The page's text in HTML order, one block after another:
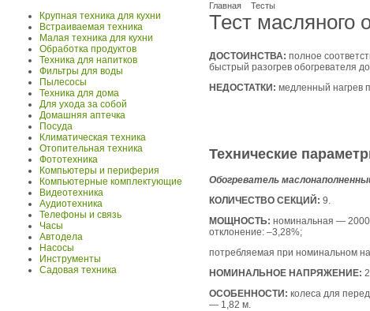
Главная Тесты
Тест масляного
ДОСТОИНСТВА: полное
быстрый разогрев обогревателя
НЕДОСТАТКИ: медленный нагрев
Технические
Обогреватель
КОЛИЧЕСТВО СЕКЦИЙ: 9.
МОЩНОСТЬ: номинальная —
отклонение: –3,28%;
потребляемая при номинальном
НОМИНАЛЬНОЕ НАПРЯЖЕНИЕ:
ОСОБЕННОСТИ: колеса для
— 1,82 м.
Крупная техника для кухни
Встраиваемая техника
Малая техника для кухни
Обработка продуктов
Техника для напитков
Фильтры для воды
Пылесосы
Техника для дома
Для ухода за собой
Домашняя аптечка
Посуда
Климатическая техника
Отопительная техника
Фототехника
Компьютеры и периферия
Компьютерные комплектующие
Видеотехника
Аудиотехника
Телефоны и связь
Часы
Автодела
Насосы
Инструменты
Садовая техника